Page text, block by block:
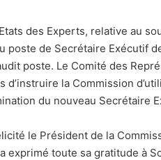
des Experts, relative au
poste de Secrétaire Exécutif
poste. Le Comité des
la Commission
du nouveau Secrétaire
le Président de la
exprimé toute sa gratitude à